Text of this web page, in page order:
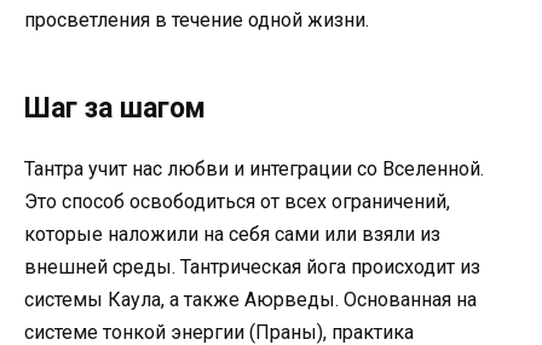
просветления в течение одной жизни.
Шаг за шагом
Тантра учит нас любви и интеграции со Вселенной.
Это способ освободиться от всех ограничений,
которые наложили на себя сами или взяли из
внешней среды. Тантрическая йога происходит из
системы Каула, а также Аюрведы. Основанная на
системе тонкой энергии (Праны), практика